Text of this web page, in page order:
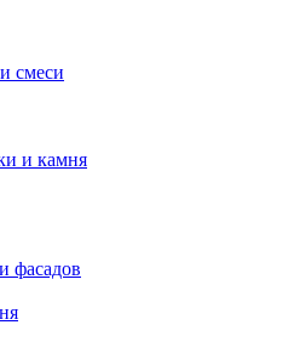
смеси
и камня
фасадов